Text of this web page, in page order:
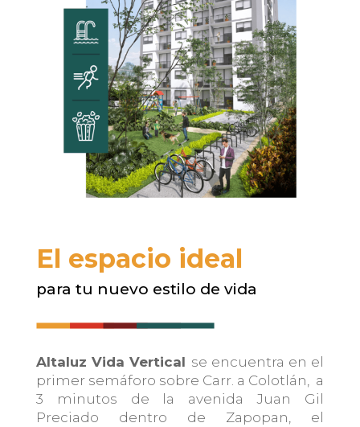
El espacio ideal
para tu nuevo estilo de vida
Altaluz Vida Vertical se encuentra en el
primer semáforo sobre Carr. a Colotlán, a
3 minutos de la avenida Juan Gil
Preciado dentro de Zapopan, el